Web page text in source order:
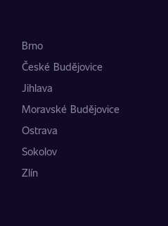
Brno
České Budějovice
Jihlava
Moravské Budějovice
Ostrava
Sokolov
Zlín